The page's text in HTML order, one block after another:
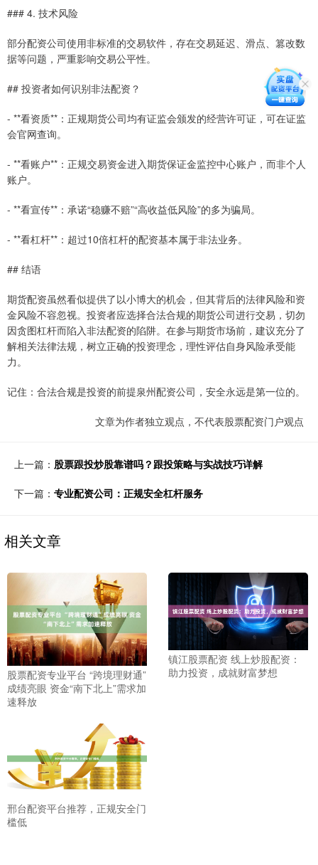
### 4. 技术风险
部分配资公司使用非标准的交易软件，存在交易延迟、滑点、篡改数
据等问题，严重影响交易公平性。
## 投资者如何识别非法配资？
- **看资质**：正规期货公司均有证监会颁发的经营许可证，可在证监
会官网查询。
- **看账户**：正规交易资金进入期货保证金监控中心账户，而非个人
账户。
- **看宣传**：承诺“稳赚不赔”“高收益低风险”的多为骗局。
- **看杠杆**：超过10倍杠杆的配资基本属于非法业务。
## 结语
期货配资虽然看似提供了以小博大的机会，但其背后的法律风险和资
金风险不容忽视。投资者应选择合法合规的期货公司进行交易，切勿
因贪图杠杆而陷入非法配资的陷阱。在参与期货市场前，建议充分了
解相关法律法规，树立正确的投资理念，理性评估自身风险承受能
力。
记住：合法合规是投资的前提泉州配资公司，安全永远是第一位的。
文章为作者独立观点，不代表股票配资门户观点
上一篇： 股票跟投炒股靠谱吗？跟投策略与实战技巧详解
下一篇： 专业配资公司：正规安全杠杆服务
相关文章
股票配资专业平台 “跨境理财通”
成绩亮眼 资金“南下北上”需求加
速释放
镇江股票配资 线上炒股配资：
助力投资，成就财富梦想
邢台配资平台推荐，正规安全门
槛低